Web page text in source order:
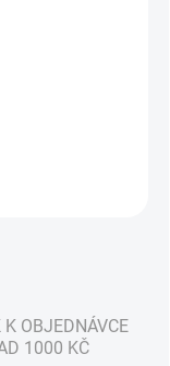
K OBJEDNÁVCE
1000 KČ